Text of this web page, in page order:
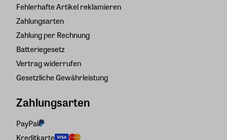
Fehlerhafte Artikel reklamieren
Zahlungsarten
Zahlung per Rechnung
Batteriegesetz
Vertrag widerrufen
Gesetzliche Gewährleistung
Zahlungsarten
PayPal
Kreditkarte